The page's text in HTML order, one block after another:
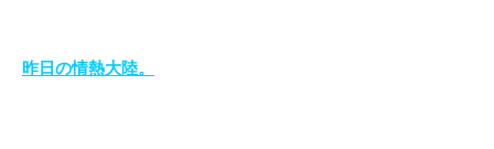
昨日の情熱大陸。